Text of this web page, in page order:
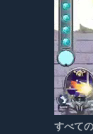
すべて